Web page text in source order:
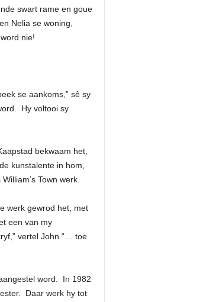
swart rame en goue
Nelia se woning,
word nie!
se aankoms,” sê sy
Hy voltooi sy
bekwaam het,
kunstalente in hom,
Town werk.
werk gewrod het, met
een van my
vertel John “… toe
word. In 1982
Daar werk hy tot